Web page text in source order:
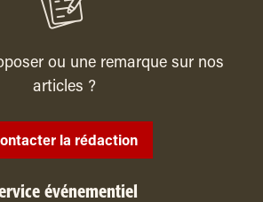
ou une remarque sur nos
articles ?
la rédaction
événementiel